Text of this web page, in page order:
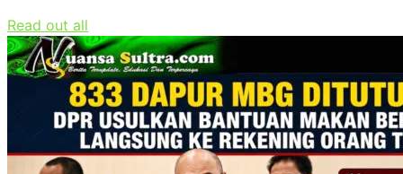
Read out all